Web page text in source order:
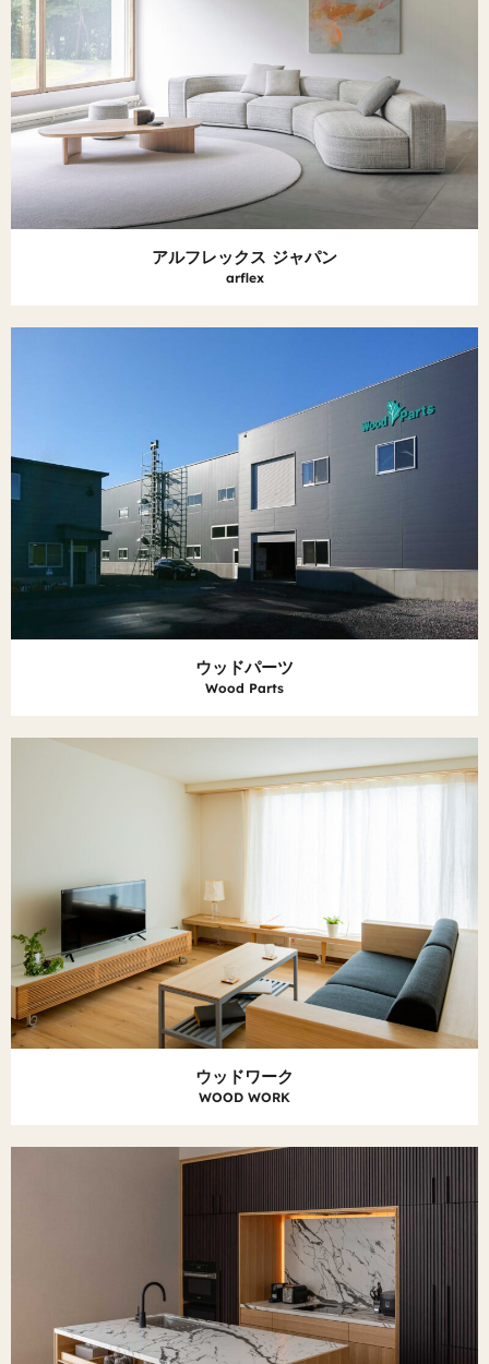
アルフレックス ジャパン
arflex
ウッドパーツ
Wood Parts
ウッドワーク
WOOD WORK